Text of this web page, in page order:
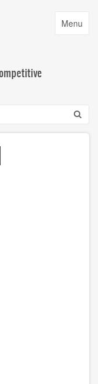
Toggle
Menu